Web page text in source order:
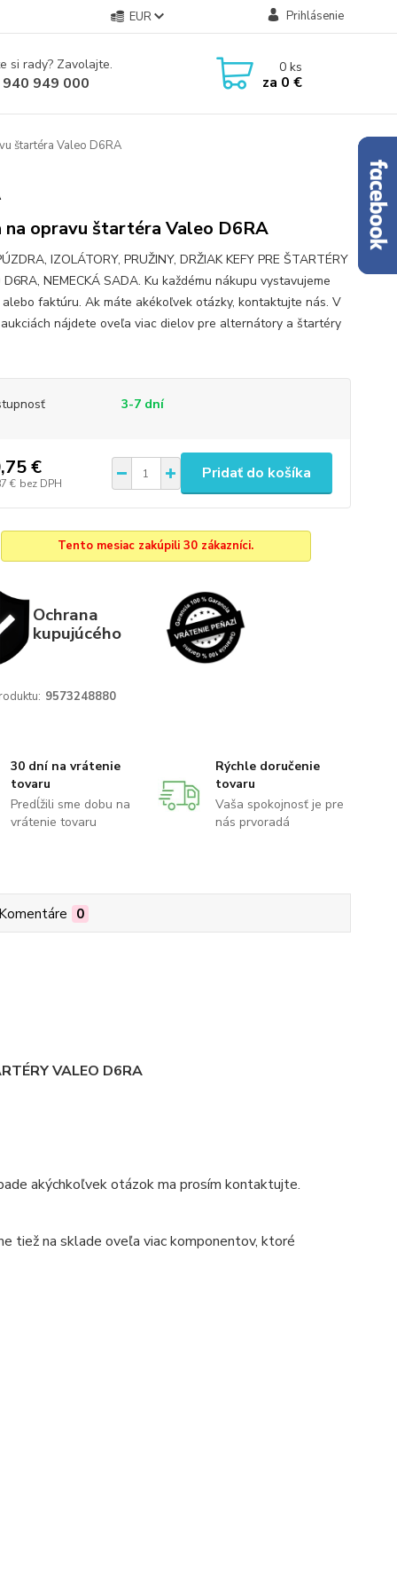
EUR Prihlásenie
si rady? Zavolajte.
949 000
0ks
za 0 €
štartéra Valeo D6RA
na opravu štartéra Valeo D6RA
IZOLÁTORY, PRUŽINY, DRŽIAK KEFY PRE ŠTARTÉRY
D6RA, NEMECKÁ SADA. Ku každému nákupu vystavujeme
faktúru. Ak máte akékoľvek otázky, kontaktujte nás. V
nájdete oveľa viac dielov pre alternátory a štartéry
3-7 dní
€
€ bez DPH
Pridať do košíka
Tento mesiac zakúpili 30 zákazníci.
Ochrana
kupujúcého
9573248880
30 dní na vrátenie
tovaru
Predĺžili sme dobu na
vrátenie tovaru
Rýchle doručenie
tovaru
Vaša spokojnosť je pre
nás prvoradá
Komentáre 0
VALEO D6RA
akýchkoľvek otázok ma prosím kontaktujte.
tiež na sklade oveľa viac komponentov, ktoré